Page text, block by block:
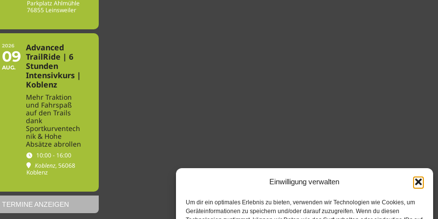
Einwilligung verwalten
Um dir ein optimales Erlebnis zu bieten, verwenden wir Technologien wie Cookies, um
Geräteinformationen zu speichern und/oder darauf zuzugreifen. Wenn du diesen
Parkplatz Ahlmühle
76855 Leinsweiler
2026
09
AUG.
Advanced
TrailRide | 6
Stunden
Intensivkurs |
Koblenz
Mehr Traktion
und Fahrspaß
auf den Trails
dank
Sportkurventech
nik & Hohe
Absätze abrollen
10:00 - 16:00
Koblenz, 56068
Koblenz
TERMINE ANZEIGEN